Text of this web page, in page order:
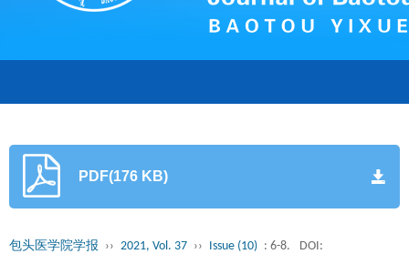
PDF(176 KB)
包头医学院学报 ›› 2021, Vol. 37 ›› Issue (10) : 6-8.
DOI: